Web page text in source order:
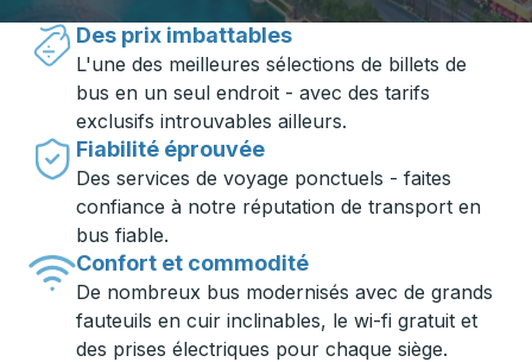
Des prix imbattables
L'une des meilleures sélections de billets de
bus en un seul endroit - avec des tarifs
exclusifs introuvables ailleurs.
Fiabilité éprouvée
Des services de voyage ponctuels - faites
confiance à notre réputation de transport en
bus fiable.
Confort et commodité
De nombreux bus modernisés avec de grands
fauteuils en cuir inclinables, le wi-fi gratuit et
des prises électriques pour chaque siège.